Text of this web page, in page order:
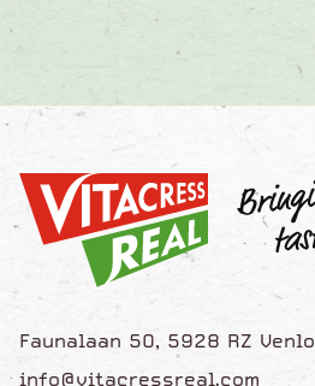
Faunalaan 50, 5928 RZ Venlo
info@vitacressreal.com